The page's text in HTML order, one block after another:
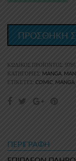
ΠΡΟΣΘΗΚΗ
ΚΩΔΙΚΌΣ ΠΡΟΪΌΝΤΟΣ:
ΚΑΤΗΓΟΡΊΕΣ: MANGA,
ΕΤΙΚΈΤΕΣ: COMIC, MANGA
ΠΕΡΙΓΡΑΦΉ